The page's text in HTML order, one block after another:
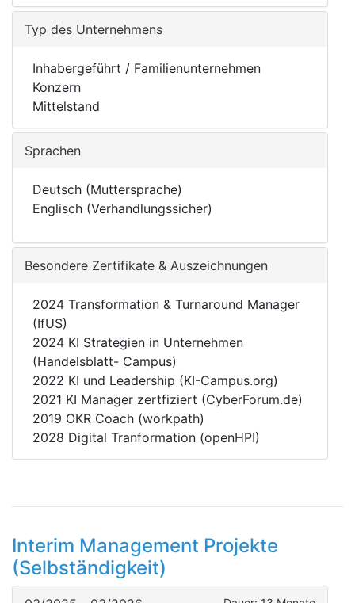
Typ des Unternehmens
Inhabergeführt / Familienunternehmen
Konzern
Mittelstand
Sprachen
Deutsch (Muttersprache)
Englisch (Verhandlungssicher)
Besondere Zertifikate & Auszeichnungen
2024 Transformation & Turnaround Manager
(IfUS)
2024 KI Strategien in Unternehmen
(Handelsblatt- Campus)
2022 KI und Leadership (KI-Campus.org)
2021 KI Manager zertfiziert (CyberForum.de)
2019 OKR Coach (workpath)
2028 Digital Tranformation (openHPI)
Interim Management Projekte
(Selbständigkeit)